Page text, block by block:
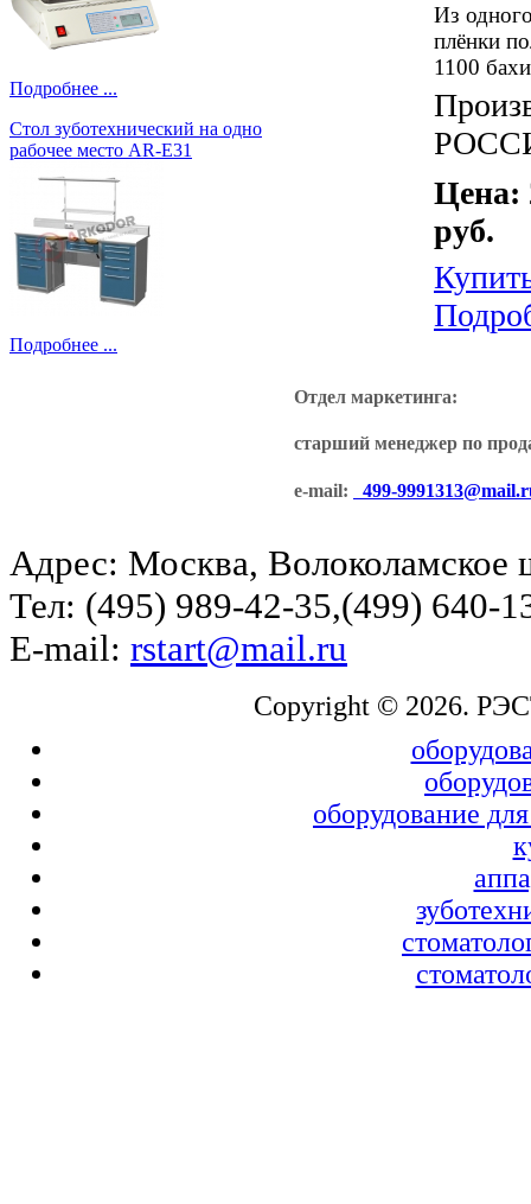
Подробнее ...
Стол зуботехнический на одно
рабочее место AR-E31
Подробнее ...
Из
плёнки
1100
Цена:
руб.
Отдел маркетинга:
старший менеджер по
e-mail: 499-
Адрес: Москва, Волоколамское
Тел: (495) 989-42-35,(499) 640-
E-mail: rstart@mail.ru
Copyright © 2026.
оборудование